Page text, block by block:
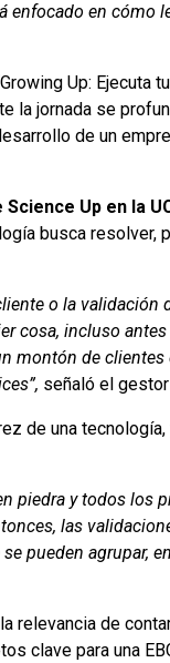
enfocado en cómo
Up: Ejecuta
la jornada se
de un
Up en la
busca resolver,
o la validación
cosa, incluso
montón de clientes
señaló el
de una
piedra y todos los
las
pueden agrupar,
relevancia de
clave para una